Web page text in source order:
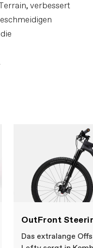
verbessert
OutFront
Das extralange